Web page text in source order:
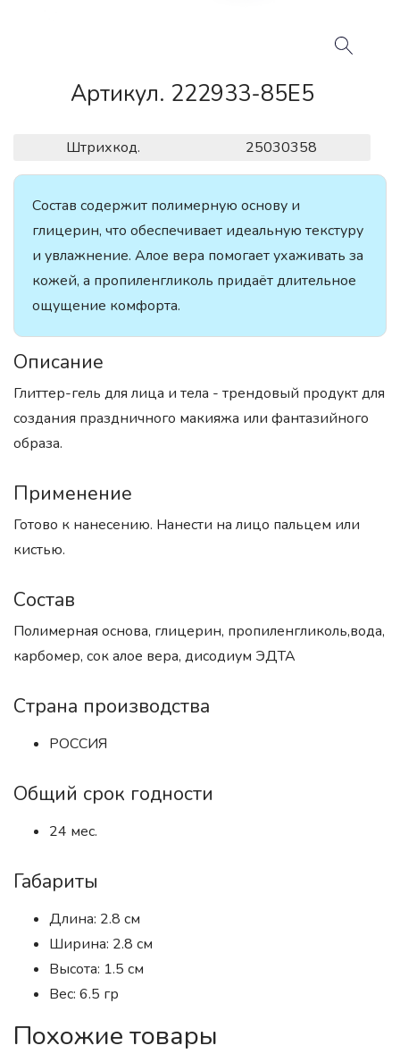
Артикул. 222933-85E5
Штрихкод. 25030358
Состав содержит полимерную основу и
глицерин, что обеспечивает идеальную текстуру
и увлажнение. Алое вера помогает ухаживать за
кожей, а пропиленгликоль придаёт длительное
ощущение комфорта.
Описание
Глиттер-гель для лица и тела - трендовый продукт для
создания праздничного макияжа или фантазийного
образа.
Применение
Готово к нанесению. Нанести на лицо пальцем или
кистью.
Состав
Полимерная основа, глицерин, пропиленгликоль,вода,
карбомер, сок алое вера, дисодиум ЭДТА
Страна производства
РОССИЯ
Общий срок годности
24 мес.
Габариты
Длина: 2.8 см
Ширина: 2.8 см
Высота: 1.5 см
Вес: 6.5 гр
Похожие товары